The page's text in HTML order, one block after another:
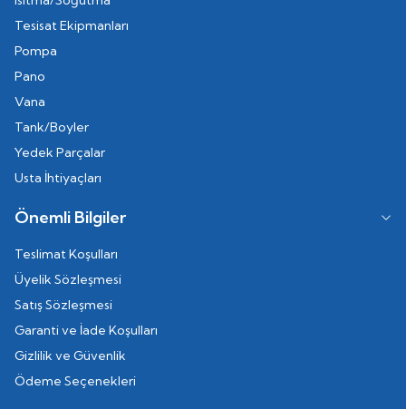
Tesisat Ekipmanları
Pompa
Pano
Vana
Tank/Boyler
Yedek Parçalar
Usta İhtiyaçları
Önemli Bilgiler
Teslimat Koşulları
Üyelik Sözleşmesi
Satış Sözleşmesi
Garanti ve İade Koşulları
Gizlilik ve Güvenlik
Ödeme Seçenekleri